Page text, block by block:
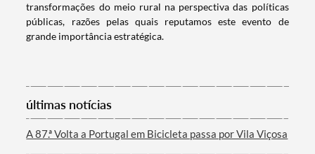
Filtros
transformações do meio rural na perspectiva das políticas
públicas, razões pelas quais reputamos este evento de
grande importância estratégica.
últimas notícias
A 87.ª Volta a Portugal em Bicicleta passa por Vila Viçosa